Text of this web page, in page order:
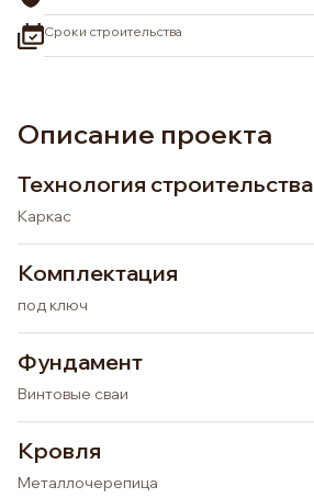
Сроки строительства
Описание проекта
Технология строительства
Каркас
Комплектация
под ключ
Фундамент
Винтовые сваи
Кровля
Металлочерепица